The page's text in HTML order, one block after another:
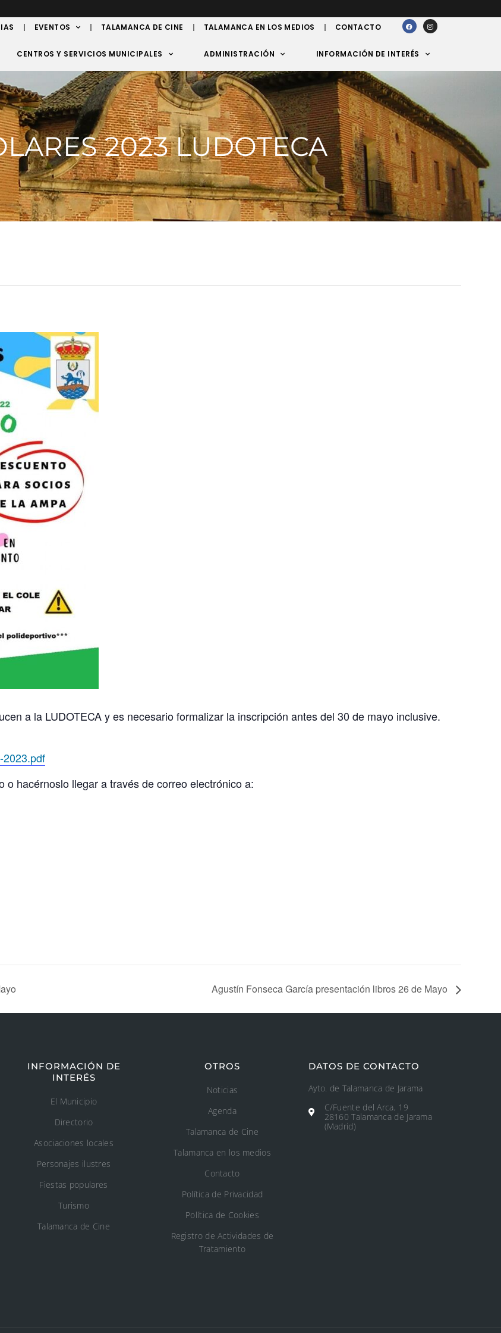
EVENTOS TALAMANCA DE CINE TALAMANCA EN LOS MEDIOS CONTACTO
CENTROS Y SERVICIOS MUNICIPALES ADMINISTRACIÓN INFORMACIÓN DE INTERÉS
2023 LUDOTECA
a la LUDOTECA y es necesario formalizar la inscripción antes del 30 de mayo inclusive.
hacérnoslo llegar a través de correo electrónico a:
Agustín Fonseca García presentación libros 26 de Mayo
INFORMACIÓN DE
INTERÉS
El Municipio
Directorio
Asociaciones locales
Personajes ilustres
Fiestas populares
Turismo
Talamanca de Cine
OTROS
Noticias
Agenda
Talamanca de Cine
Talamanca en los medios
Contacto
Política de Privacidad
Política de Cookies
Registro de Actividades de
Tratamiento
DATOS DE CONTACTO
Ayto. de Talamanca de Jarama
C/Fuente del Arca, 19
28160 Talamanca de Jarama
(Madrid)